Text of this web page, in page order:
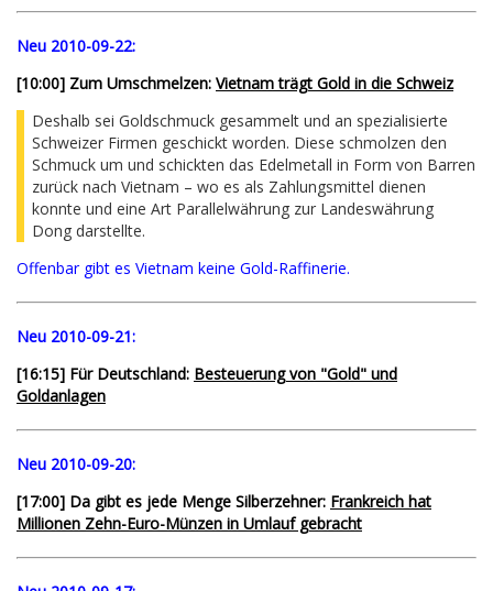
Neu 2010-09-22:
[10:00] Zum Umschmelzen: Vietnam trägt Gold in die Schweiz
Deshalb sei Goldschmuck gesammelt und an spezialisierte
Schweizer Firmen geschickt worden. Diese schmolzen den
Schmuck um und schickten das Edelmetall in Form von Barren
zurück nach Vietnam – wo es als Zahlungsmittel dienen
konnte und eine Art Parallelwährung zur Landeswährung
Dong darstellte.
Offenbar gibt es Vietnam keine Gold-Raffinerie.
Neu 2010-09-21:
[16:15] Für Deutschland: Besteuerung von "Gold" und
Goldanlagen
Neu 2010-09-20:
[17:00] Da gibt es jede Menge Silberzehner: Frankreich hat
Millionen Zehn-Euro-Münzen in Umlauf gebracht